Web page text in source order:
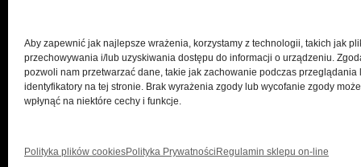
Aby zapewnić jak najlepsze wrażenia, korzystamy z technologii, takich jak
przechowywania i/lub uzyskiwania dostępu do informacji o urządzeniu.
pozwoli nam przetwarzać dane, takie jak zachowanie podczas przeglądania
identyfikatory na tej stronie. Brak wyrażenia zgody lub wycofanie zgody
wpłynąć na niektóre cechy i funkcje.
Polityka plików cookiesPolityka PrywatnościRegulamin sklepu on-line
Konsole
Konsole
TABLES
TV BOARDS